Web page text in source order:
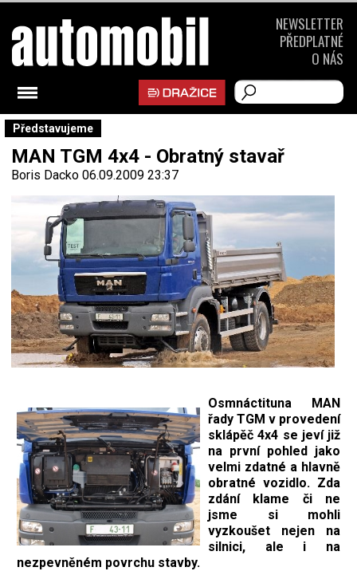
Představujeme
MAN TGM 4x4 - Obratný stavař
Boris Dacko 06.09.2009 23:37
Osmnáctituna MAN
řady TGM v provedení
sklápěč 4x4 se jeví již
na první pohled jako
velmi zdatné a hlavně
obratné vozidlo. Zda
zdání klame či ne
jsme si mohli
vyzkoušet nejen na
silnici, ale i na
nezpevněném povrchu stavby.
NEWSLETTER
PŘEDPLATNÉ
O NÁS